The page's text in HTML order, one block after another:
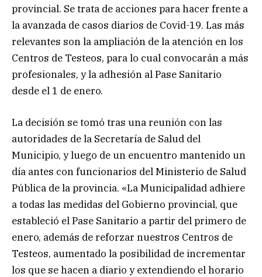
provincial. Se trata de acciones para hacer frente a
la avanzada de casos diarios de Covid-19. Las más
relevantes son la ampliación de la atención en los
Centros de Testeos, para lo cual convocarán a más
profesionales, y la adhesión al Pase Sanitario
desde el 1 de enero.
La decisión se tomó tras una reunión con las
autoridades de la Secretaría de Salud del
Municipio, y luego de un encuentro mantenido un
día antes con funcionarios del Ministerio de Salud
Pública de la provincia. «La Municipalidad adhiere
a todas las medidas del Gobierno provincial, que
estableció el Pase Sanitario a partir del primero de
enero, además de reforzar nuestros Centros de
Testeos, aumentado la posibilidad de incrementar
los que se hacen a diario y extendiendo el horario